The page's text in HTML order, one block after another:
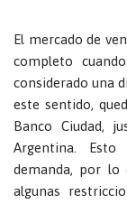
El mercado de
completo
considerado una
este sentido,
Banco Ciudad,
Argentina.
demanda, por lo
algunas